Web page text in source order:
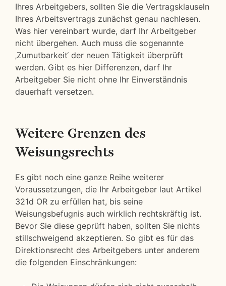
Ihres Arbeitgebers, sollten Sie die Vertragsklauseln
Ihres Arbeitsvertrags zunächst genau nachlesen.
Was hier vereinbart wurde, darf Ihr Arbeitgeber
nicht übergehen. Auch muss die sogenannte
‚Zumutbarkeit‘ der neuen Tätigkeit überprüft
werden. Gibt es hier Differenzen, darf Ihr
Arbeitgeber Sie nicht ohne Ihr Einverständnis
dauerhaft versetzen.
Weitere Grenzen des
Weisungsrechts
Es gibt noch eine ganze Reihe weiterer
Voraussetzungen, die Ihr Arbeitgeber laut Artikel
321d OR zu erfüllen hat, bis seine
Weisungsbefugnis auch wirklich rechtskräftig ist.
Bevor Sie diese geprüft haben, sollten Sie nichts
stillschweigend akzeptieren. So gibt es für das
Direktionsrecht des Arbeitgebers unter anderem
die folgenden Einschränkungen: